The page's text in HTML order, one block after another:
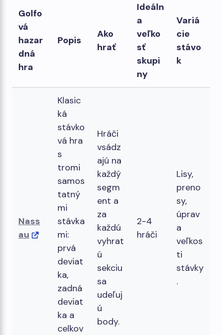
Golfo
vá
hazar
dná
hra
Popis
Ako
hrať
Ideáln
a
veľko
sť
skupi
ny
Variá
cie
stávo
k
Nass
au
Klasic
ká
stávko
vá hra
s
tromi
samos
tatný
mi
stávka
mi:
prvá
deviat
ka,
zadná
deviat
ka a
celkov
Hráči
vsádz
ajú na
každý
segm
ent a
za
každú
vyhrat
ú
sekciu
sa
udeľuj
ú
body.
2-4
hráči
Lisy,
preno
sy,
úprav
a
veľkos
ti
stávky
.